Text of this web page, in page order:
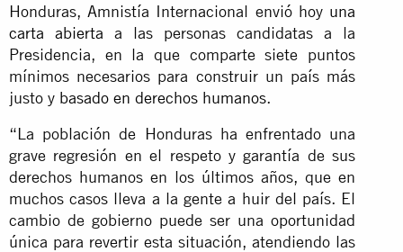
Honduras, Amnistía Internacional envió hoy una
carta abierta a las personas candidatas a la
Presidencia, en la que comparte siete puntos
mínimos necesarios para construir un país más
justo y basado en derechos humanos.
“La población de Honduras ha enfrentado una
grave regresión en el respeto y garantía de sus
derechos humanos en los últimos años, que en
muchos casos lleva a la gente a huir del país. El
cambio de gobierno puede ser una oportunidad
única para revertir esta situación, atendiendo las